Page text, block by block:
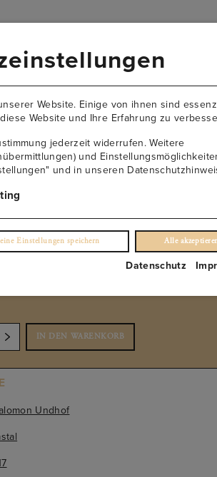
Grüner
Fl.
IN DEN WARENKORB
Undhof
Website. Einige von ihnen sind
Website und Ihre Erfahrung zu
jederzeit widerrufen. Weitere
und
und in unseren
Einstellungen speichern Alle
Datenschutz